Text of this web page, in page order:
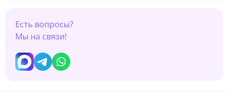
Есть вопросы?
Мы на связи!